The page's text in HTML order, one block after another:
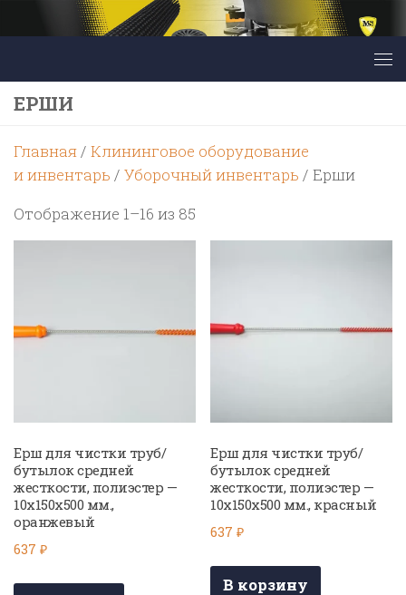
Перейти к содержимому
ЕРШИ
Главная/ Клининговое оборудование
и инвентарь / Уборочный инвентарь / Ерши
Отображение 1–16 из 85
по
Ерш для чистки труб/
бутылок средней
жесткости, полиэстер —
10х150х500 мм.,
оранжевый
637 ₽
Ерш для чистки труб/
бутылок средней
жесткости, полиэстер —
10х150х500 мм., красный
637₽
В корзину